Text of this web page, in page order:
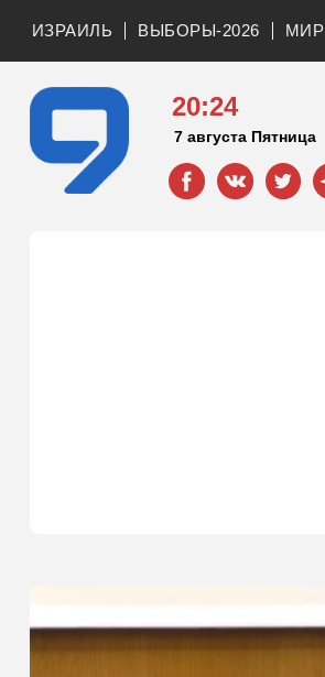
ИЗРАИЛЬ ВЫБОРЫ-2026 МИР
20:24
7 августа Пятница